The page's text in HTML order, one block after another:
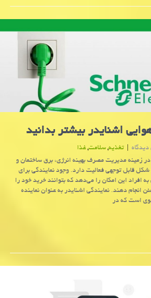
اشنایدر بیشتر بدانید
| تغذیه,سلامت,غذا
زمینه مدیریت مصرف بهینه انرژی، برق ساختمان و
قابل توجهی فعالیت دارد. وجود نمایندگی برای
افراد این امکان را می‌دهد که بتوانند خرید خود را
انجام دهند. نمایندگی اشنایدر به عنوان نماینده
است که در